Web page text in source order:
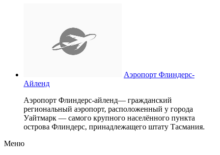
Аэропорт Флиндерс-
Айленд
Аэропорт Флиндерс-айленд— гражданский
региональный аэропорт, расположенный у города
Уайтмарк — самого крупного населённого пункта
острова Флиндерс, принадлежащего штату Тасмания.
Меню